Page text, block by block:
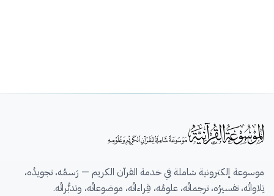
موسوعة إلكترونية شاملة في خدمة القرآن الكريم — رَسمُه، تجويدُه،
تِلاواتُه، تفسيرُه، ترجماتُه، علومُه، قِراءاتُه، موضوعاتُه، وتدبُّراتُه.